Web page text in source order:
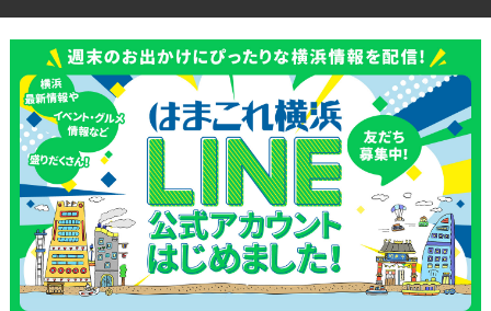
観光ガイド
ランキング